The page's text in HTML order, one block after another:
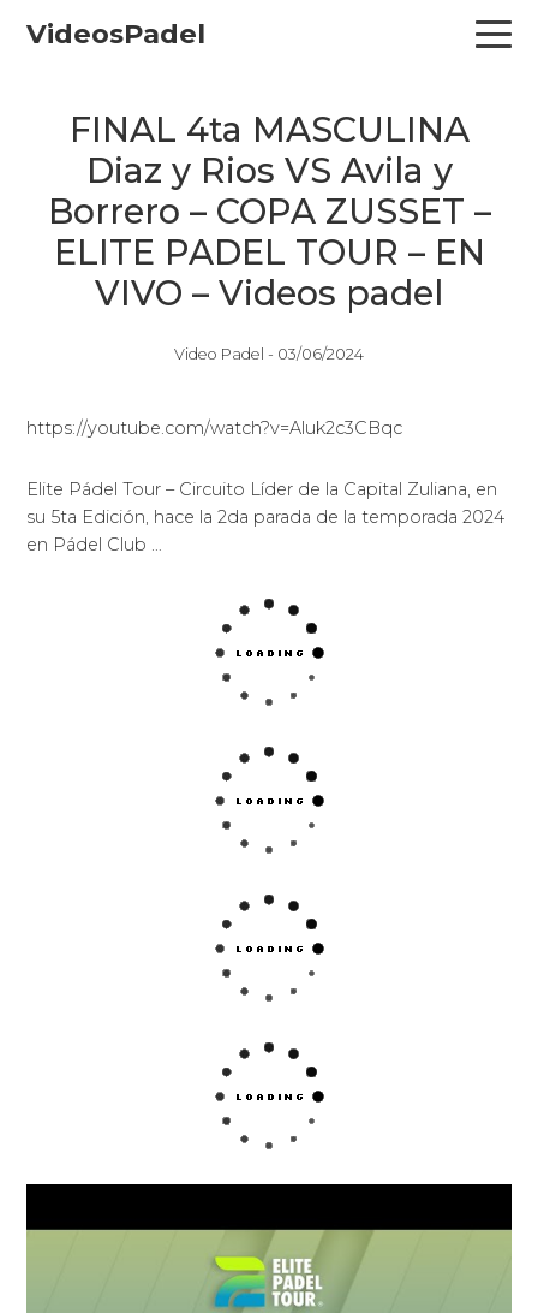
VideosPadel
FINAL 4ta MASCULINA
Diaz y Rios VS Avila y
Borrero – COPA ZUSSET –
ELITE PADEL TOUR – EN
VIVO – Videos padel
Video Padel - 03/06/2024
https://youtube.com/watch?v=Aluk2c3CBqc
Elite Pádel Tour – Circuito Líder de la Capital Zuliana, en
su 5ta Edición, hace la 2da parada de la temporada 2024
en Pádel Club …